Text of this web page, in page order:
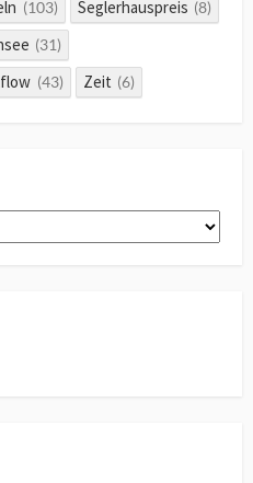
(103) Seglerhauspreis (8)
(31)
(43) Zeit (6)